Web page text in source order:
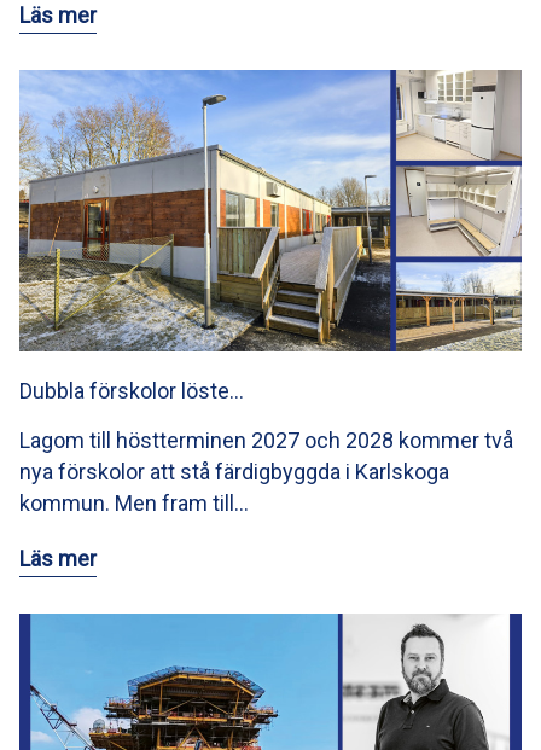
Läs mer
Dubbla förskolor löste…
Lagom till höstterminen 2027 och 2028 kommer två
nya förskolor att stå färdigbyggda i Karlskoga
kommun. Men fram till…
Läs mer